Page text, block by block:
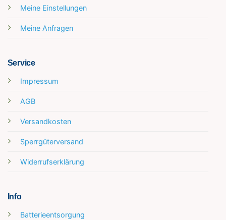
Meine Einstellungen
Meine Anfragen
Service
Impressum
AGB
Versandkosten
Sperrgüterversand
Widerrufserklärung
Info
Batterieentsorgung